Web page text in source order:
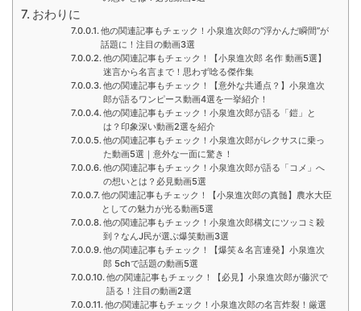
おわりに
他の関連記事もチェック！小泉進次郎の“浮かんだ瞬間”が
話題に！注目の動画3選
他の関連記事もチェック！【小泉進次郎 名作 動画5選】
迷言から名言まで！思わず唸る傑作集
他の関連記事もチェック！【意外な共通点？】小泉進次
郎が語るワンピース動画4選を一挙紹介！
他の関連記事もチェック！小泉進次郎が語る「鎧」と
は？印象深い動画2選を紹介
他の関連記事もチェック！小泉進次郎がレクサスに乗っ
た動画5選｜意外な一面に驚き！
他の関連記事もチェック！小泉進次郎が語る「コメ」へ
の想いとは？必見動画5選
他の関連記事もチェック！【小泉進次郎の真髄】農水大臣
としての魅力が光る動画5選
他の関連記事もチェック！小泉進次郎構文にツッコミ殺
到？なんJ民が選ぶ爆笑動画3選
他の関連記事もチェック！【爆笑＆名言連発】小泉進次
郎 5chで話題の動画5選
他の関連記事もチェック！【必見】小泉進次郎が藤沢で
語る！注目の動画2選
他の関連記事もチェック！小泉進次郎の名言炸裂！厳選